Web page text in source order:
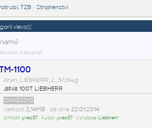
TZB • Strojírenství
vlevo):
účet dostupné
1100
Kran_LIEBHERR_L_57.dwg
Jeřáb 100T LIEBHERR
DWG2010
Velikost 2,14MB• ze dne 22.01.2014
Umístil:yves57• Autor:yves57• Výrobce: Liebherr